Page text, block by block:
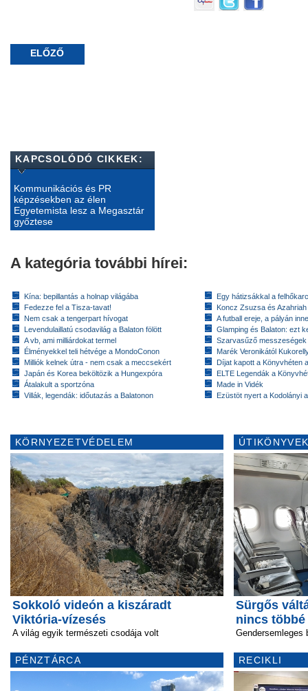
ELŐZŐ
KAPCSOLÓDÓ CIKKEK:
Kommunikációs és PR
képzésekben az élen
Egyetemista lesz a Megasztár
győztese
A kategória további hírei:
Kína: bepillantás a holnap világába
Fedezze fel a Tisza-tavat!
Nem csak a tengerpart hívogat
Levendulaillatú csodavilág a Balaton fölött
A vb, ami milliárdokat termel
Élményekkel teli hétvége a MondoConon
Milliók kelnek útra - nem csak a meccsekért
Japán és Korea beköltözik a Hungexpóra
Átalakult a sportzóna
Villák, legendák: időutazás a Balatonon
Egy hátizsákkal a
Koncz Zsuzsa és
A futball ereje, a pályán
Glamping és Balaton: ezt
Szarvasűző messzeségek
Marék Veronikától
Díjat kapott a Könyvhéten
ELTE Legendák a
Made in Vidék
Ezüstöt nyert a Kodolányi
KÖRNYEZETVÉDELEM
Sokkoló videón a kiszáradt
Viktória-vízesés
A világ egyik természeti csodája volt
PÉNZTÁRCA
Sürgős
nincs többé
Gendersemleges
RECIKLI